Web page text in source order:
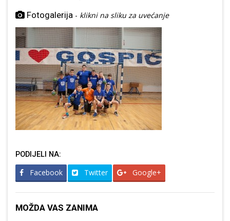
Fotogalerija - klikni na sliku za uvećanje
PODIJELI NA:
Facebook Twitter Google+
MOŽDA VAS ZANIMA